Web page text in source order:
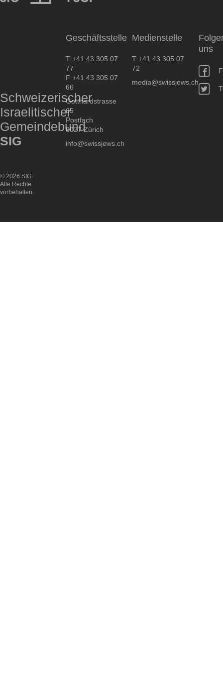
Schweizerischer
Israelitischer
Gemeindebund
SIG
Geschäftsstelle
T +41 43 305 07
77
F +41 43 305 07
66
Gotthardstrasse
65
Postfach
8027 Zürich
info@swissjews.ch
Medienstelle
T +41 43 305 07
72
media@swissjews.ch
uns
© 2026 SIG.
Alle Rechte
vorbehalten.